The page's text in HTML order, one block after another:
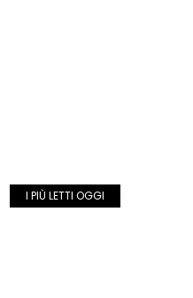
I PIÙ LETTI OGGI